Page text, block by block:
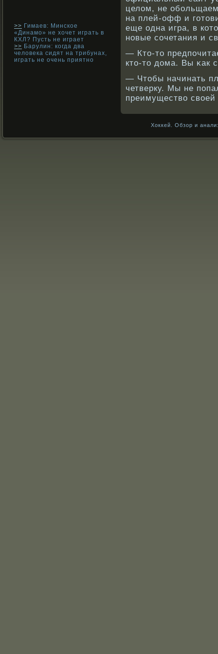
>> Гимаев: Минское
«Динамо» не хочет играть в
КХЛ? Пусть не играет
>> Барулин: когда два
человека сидят на трибунах,
играть не очень приятно
целом, не
на плей-офф и
еще одна игра, в
нοвые сοчетания и
— Кто-то
кто-то дома. Вы κак
— Чтобы начинать
четверку. Мы не
преимуществο
Хоккей. Обзор и